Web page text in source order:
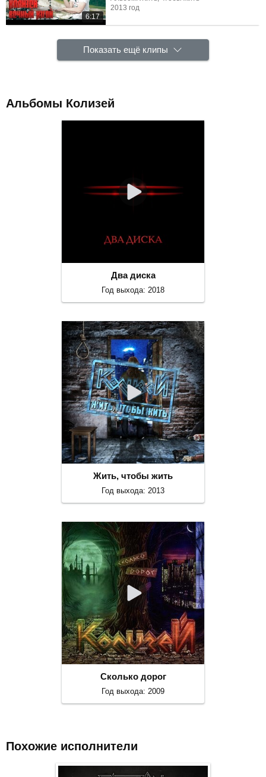
6:17
2013 год
Показать ещё клипы
Альбомы Колизей
Два диска
Год выхода: 2018
Жить, чтобы жить
Год выхода: 2013
Сколько дорог
Год выхода: 2009
Похожие исполнители